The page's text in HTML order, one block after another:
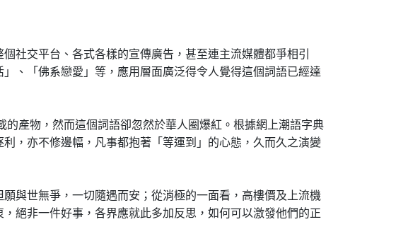
社交平台、各式各樣的宣傳廣告，甚至連主流媒體都爭相引
、「佛系戀愛」等，應用層面廣泛得令人覺得這個詞語已經達
產物，然而這個詞語卻忽然於華人圈爆紅。根據網上潮語字典
，亦不修邊幅，凡事都抱著「等運到」的心態，久而久之演變
與世無爭，一切隨遇而安；從消極的一面看，高樓價及上流機
絕非一件好事，各界應就此多加反思，如何可以激發他們的正